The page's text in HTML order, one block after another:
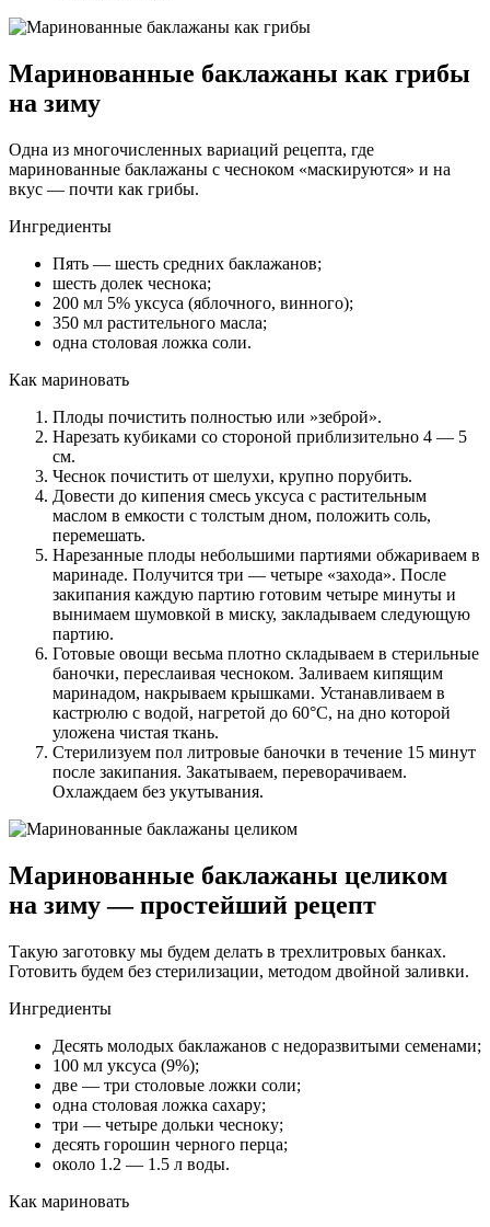
Маринованные баклажаны как грибы
на зиму
Одна из многочисленных вариаций рецепта, где
маринованные баклажаны с чесноком «маскируются» и на
вкус — почти как грибы.
Ингредиенты
Пять — шесть средних баклажанов;
шесть долек чеснока;
200 мл 5% уксуса (яблочного, винного);
350 мл растительного масла;
одна столовая ложка соли.
Как мариновать
Плоды почистить полностью или »зеброй».
Нарезать кубиками со стороной приблизительно 4 — 5
см.
Чеснок почистить от шелухи, крупно порубить.
Довести до кипения смесь уксуса с растительным
маслом в емкости с толстым дном, положить соль,
перемешать.
Нарезанные плоды небольшими партиями обжариваем в
маринаде. Получится три — четыре «захода». После
закипания каждую партию готовим четыре минуты и
вынимаем шумовкой в миску, закладываем следующую
партию.
Готовые овощи весьма плотно складываем в стерильные
баночки, переслаивая чесноком. Заливаем кипящим
маринадом, накрываем крышками. Устанавливаем в
кастрюлю с водой, нагретой до 60°С, на дно которой
уложена чистая ткань.
Стерилизуем пол литровые баночки в течение 15 минут
после закипания. Закатываем, переворачиваем.
Охлаждаем без укутывания.
Маринованные баклажаны целиком
на зиму — простейший рецепт
Такую заготовку мы будем делать в трехлитровых банках.
Готовить будем без стерилизации, методом двойной заливки.
Ингредиенты
Десять молодых баклажанов с недоразвитыми семенами;
100 мл уксуса (9%);
две — три столовые ложки соли;
одна столовая ложка сахару;
три — четыре дольки чесноку;
десять горошин черного перца;
около 1.2 — 1.5 л воды.
Как мариновать